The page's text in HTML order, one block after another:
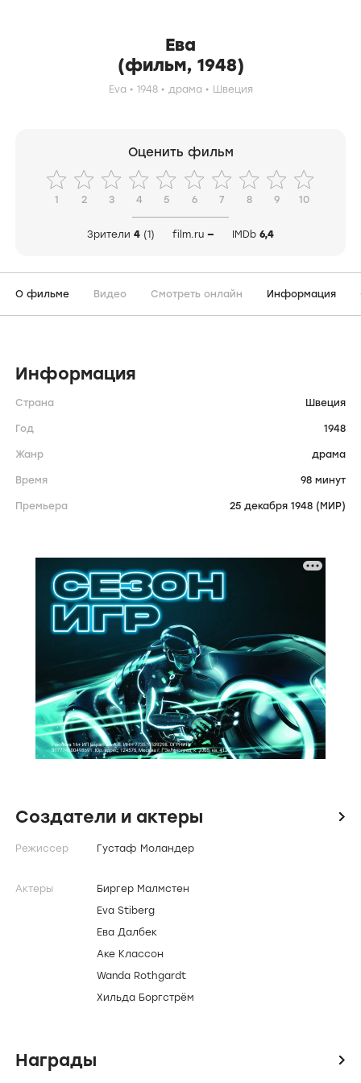
Ева
(фильм, 1948)
Eva 1948 драма Швеция
Оценить фильм
1 2 3 4 5 6 7 8 9 10
Зрители 4 (1) film.ru — IMDb 6,4
О фильме Видео Смотреть онлайн Информация
Информация
Страна Швеция
Год 1948
Жанр драма
Время 98 минут
Премьера 25 декабря 1948 (МИР)
Создатели и актеры icon
Режиссер Густаф Моландер
Актеры
Биргер Малмстен
Eva Stiberg
Ева Далбек
Аке Классон
Wanda Rothgardt
Хильда Боргстрём
Награды icon